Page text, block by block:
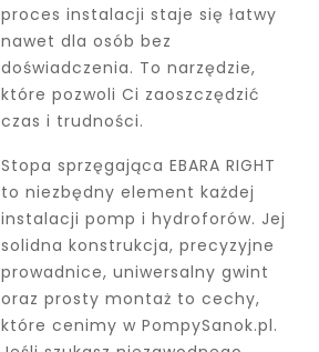
proces instalacji staje się łatwy
nawet dla osób bez
doświadczenia. To narzędzie,
które pozwoli Ci zaoszczędzić
czas i trudności.
Stopa sprzęgająca EBARA RIGHT
to niezbędny element każdej
instalacji pomp i hydroforów. Jej
solidna konstrukcja, precyzyjne
prowadnice, uniwersalny gwint
oraz prosty montaż to cechy,
które cenimy w PompySanok.pl.